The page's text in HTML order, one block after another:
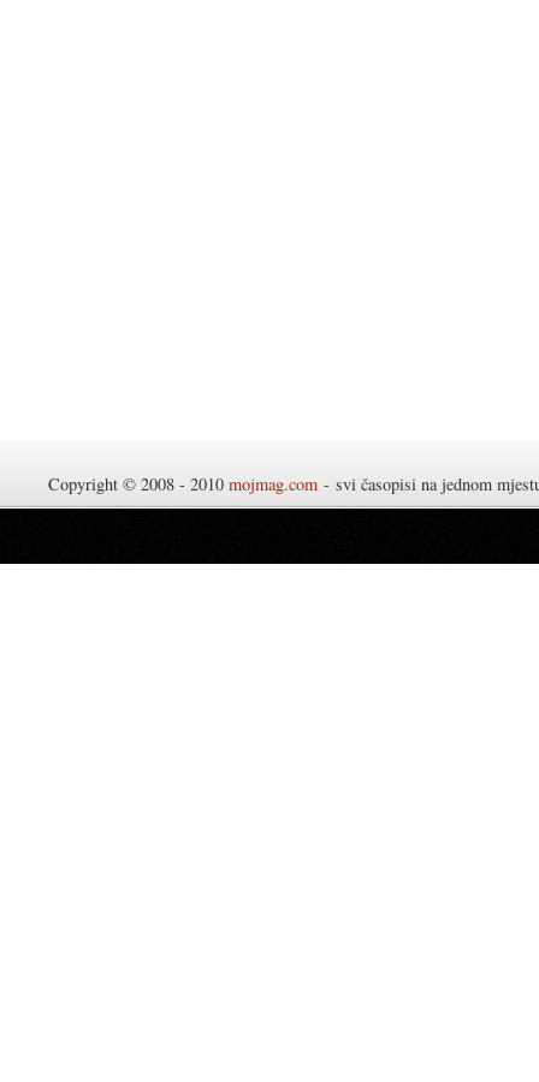
Copyright © 2008 - 2010 mojmag.com - svi časopisi na jednom